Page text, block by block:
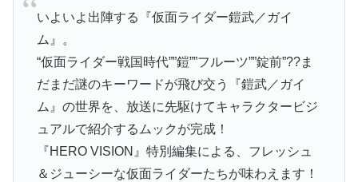
いよいよ出陣する『仮面ライダー鎧武／ガイ
ム』。
“仮面ライダー戦国時代””鎧””フルーツ””錠前”??ま
だまだ謎のキーワードが飛び交う『鎧武／ガイ
ム』の世界を、放送に先駆けてキャラクタービジ
ュアルで紹介するムックが完成！
『HERO VISION』特別編集による、フレッシュ
＆ジューシーな仮面ライダーたちが味わえます！